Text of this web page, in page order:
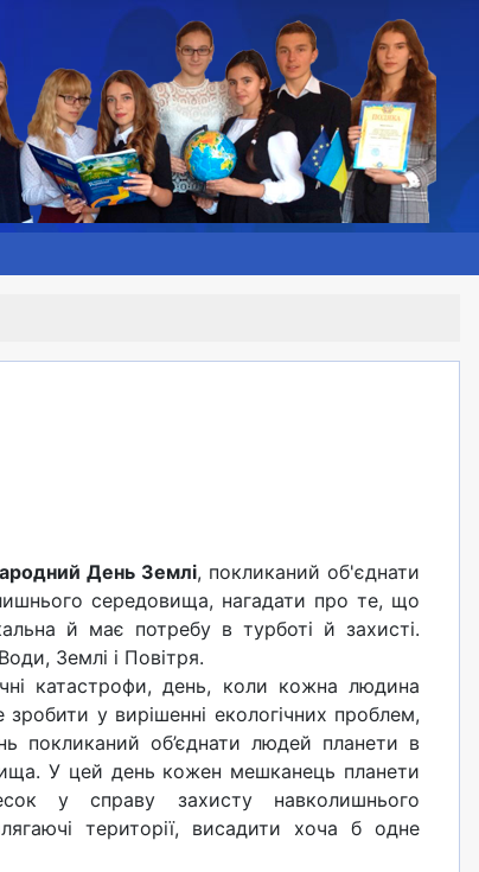
День Землі, покликаний об'єднати
середовища, нагадати про те, що
й має потребу в турботі й захисті.
Землі і Повітря.
катастрофи, день, коли кожна людина
у вирішенні екологічних проблем,
покликаний об’єднати людей планети в
У цей день кожен мешканець планети
у справу захисту навколишнього
території, висадити хоча б одне